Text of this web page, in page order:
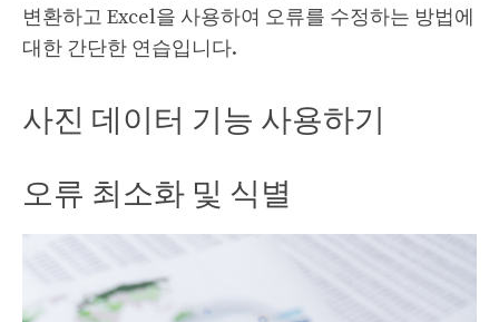
변환하고 Excel을 사용하여 오류를 수정하는 방법에
대한 간단한 연습입니다.
사진 데이터 기능 사용하기
오류 최소화 및 식별